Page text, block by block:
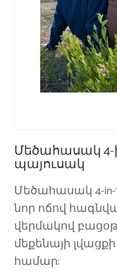
Մեծահասակ 4-
պայուսակ
Մեծահասակ 4-
նոր ոճով
վերմակով
մեքենայի
համար: